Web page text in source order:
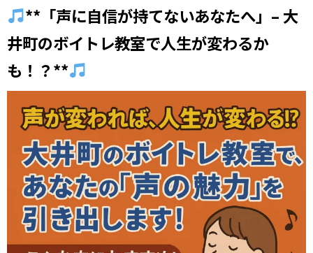
**「声に自信が持てないあなたへ」– 大
井町のボイトレ教室で人生が変わるか
も！？**